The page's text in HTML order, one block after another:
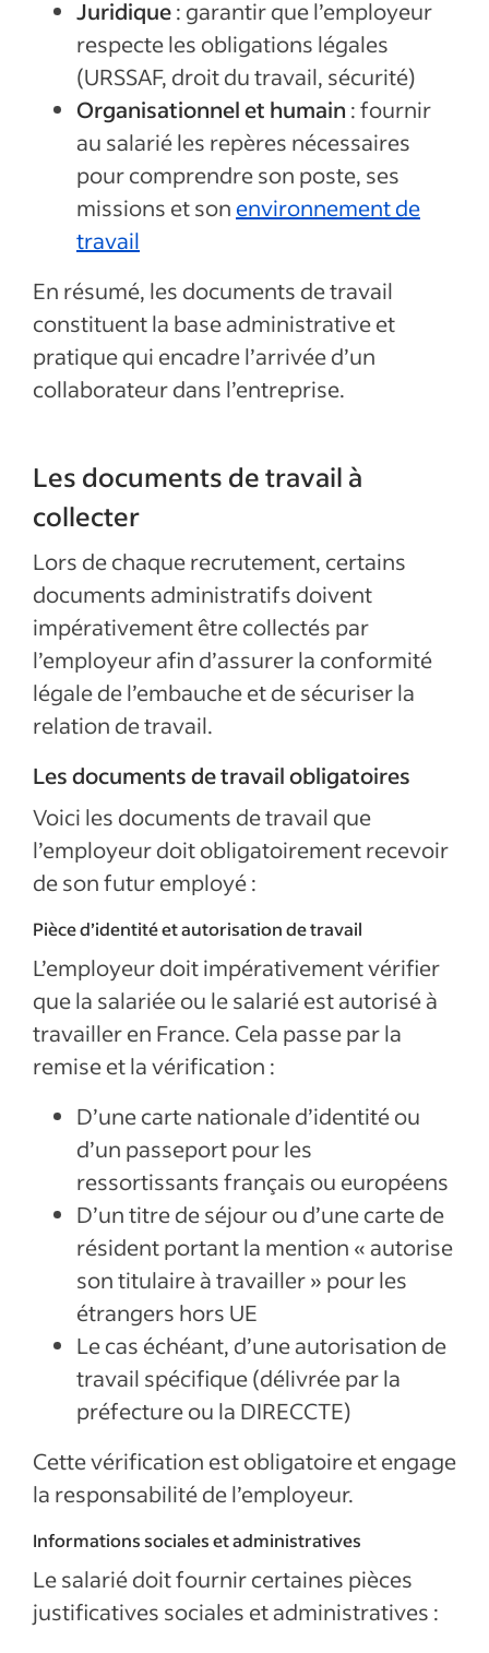
Juridique: garantir que l’employeur
respecte les obligations légales
(URSSAF, droit du travail, sécurité)
Organisationnel et humain : fournir
au salarié les repères nécessaires
pour comprendre son poste, ses
missions et son environnement de
travail
En résumé, les documents de travail
constituent la base administrative et
pratique qui encadre l’arrivée d’un
collaborateur dans l’entreprise.
Les documents de travail à
collecter
Lors de chaque recrutement, certains
documents administratifs doivent
impérativement être collectés par
l’employeur afin d’assurer la conformité
légale de l’embauche et de sécuriser la
relation de travail.
Les documents de travail obligatoires
Voici les documents de travail que
l’employeur doit obligatoirement recevoir
de son futur employé :
Pièce d’identité et autorisation de travail
L’employeur doit impérativement vérifier
que la salariée ou le salarié est autorisé à
travailler en France. Cela passe par la
remise et la vérification :
D’une carte nationale d’identité ou
d’un passeport pour les
ressortissants français ou européens
D’un titre de séjour ou d’une carte de
résident portant la mention « autorise
son titulaire à travailler » pour les
étrangers hors UE
Le cas échéant, d’une autorisation de
travail spécifique (délivrée par la
préfecture ou la DIRECCTE)
Cette vérification est obligatoire et engage
la responsabilité de l’employeur.
Informations sociales et administratives
Le salarié doit fournir certaines pièces
justificatives sociales et administratives :